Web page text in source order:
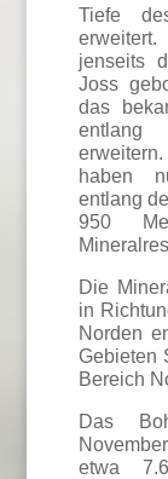
Tiefe
jenseits
Joss
das
entlang
haben
entlang
950
Die
in
Norden
Gebieten
Bereich
Das
etwa